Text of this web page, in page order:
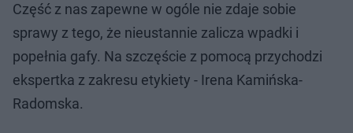
Część z nas zapewne w ogóle nie zdaje sobie
sprawy z tego, że nieustannie zalicza wpadki i
popełnia gafy. Na szczęście z pomocą przychodzi
ekspertka z zakresu etykiety - Irena Kamińska-
Radomska.